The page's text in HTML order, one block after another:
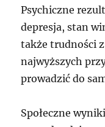
Psychiczne
depresja, stan
także trudności
najwyższych
prowadzić do
Społeczne